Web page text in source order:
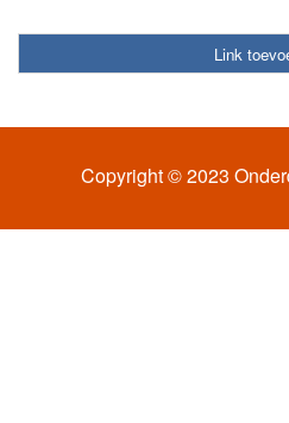
Link
Copyright © 2023